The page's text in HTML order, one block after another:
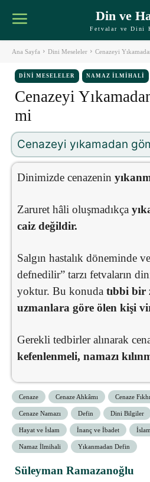
Din ve
Fetvalar ve Dini
Ana Sayfa Dini Meseleler Cenazeyi
DINI MESELELER NAMAZ İLMIHALI
Cenazeyi
mi
Cenazeyi yıkamadan
Dinimizde cenazenin
Zaruret hâli oluşmadıkça
caiz değildir.
Salgın hastalık döneminde
defnedilir” tarzı fetvaların
yoktur. Bu konuda tıbbi bir
uzmanlara göre ölen kişi
Gerekli tedbirler alınarak
kefenlenmeli, namazı
Cenaze Cenaze Ahkâmı Cenaze Fıkhı
Cenaze Namazı Defin Dini Bilgiler
Hayat ve İslam İnanç ve İbadet
Namaz İlmihali Yıkanmadan Defin
Süleyman Ramazanoğlu